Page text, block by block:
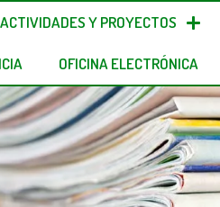
ACTIVIDADES Y PROYECTOS
OFICINA ELECTRÓNICA